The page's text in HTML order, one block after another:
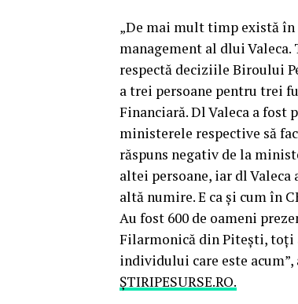
„De mai mult timp există în
management al dlui
respectă deciziile Biroului
a trei persoane pentru trei
Financiară. Dl Valeca a
ministerele respective să
răspuns negativ de la
altei persoane, iar dl
altă numire. E ca şi cum în
Au fost 600 de oameni
Filarmonică din Piteşti, toţi
individului care este
ȘTIRIPESURSE.RO.